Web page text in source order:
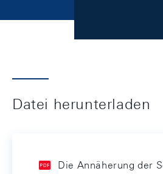
Datei herunterladen
Die Annäherung der